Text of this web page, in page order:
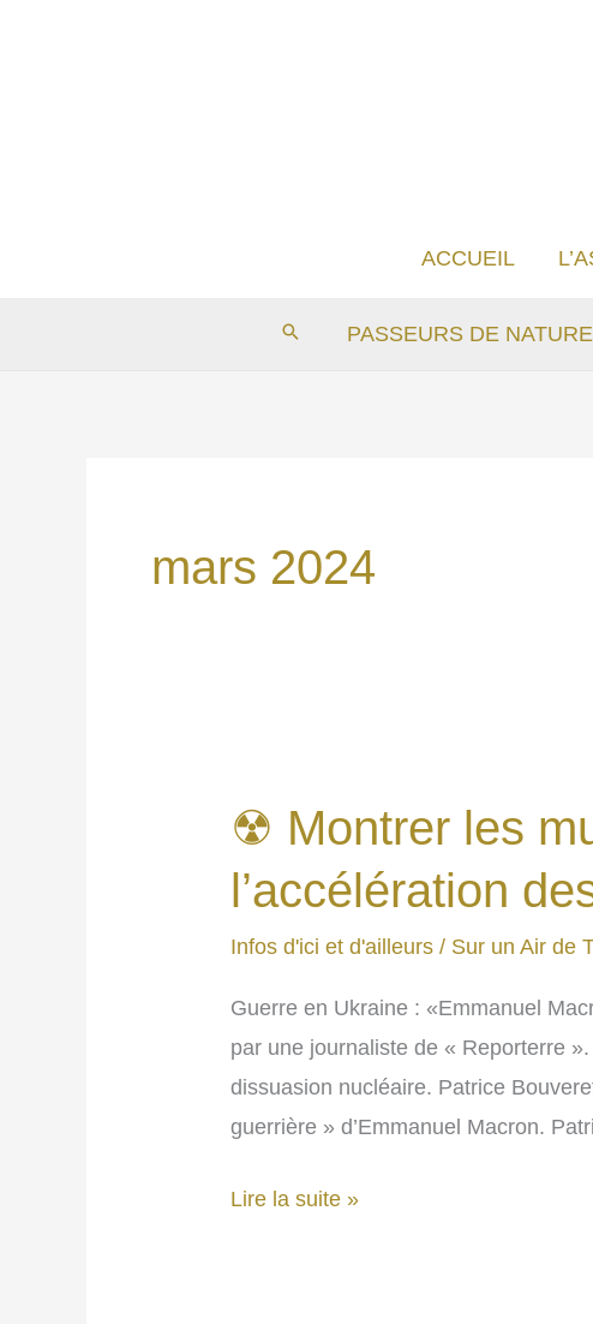
ACCUEIL
PASSEURS DE NATURE
mars 2024
☢ Montrer les
l’accélération
Infos d'ici et d'ailleurs / Sur un Air de
Guerre en Ukraine : «Emmanuel
par une journaliste de « Reporterre
dissuasion nucléaire. Patrice
guerrière » d’Emmanuel Macron.
☢
Lire la suite »